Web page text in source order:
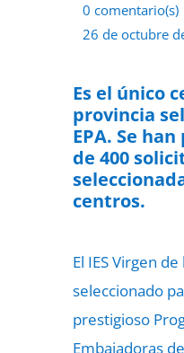
0 comentario(s)
26 de octubre
Es el único
provincia
EPA. Se
de 400
centros.
El IES Virgen
seleccionado
prestigioso
Embajadoras